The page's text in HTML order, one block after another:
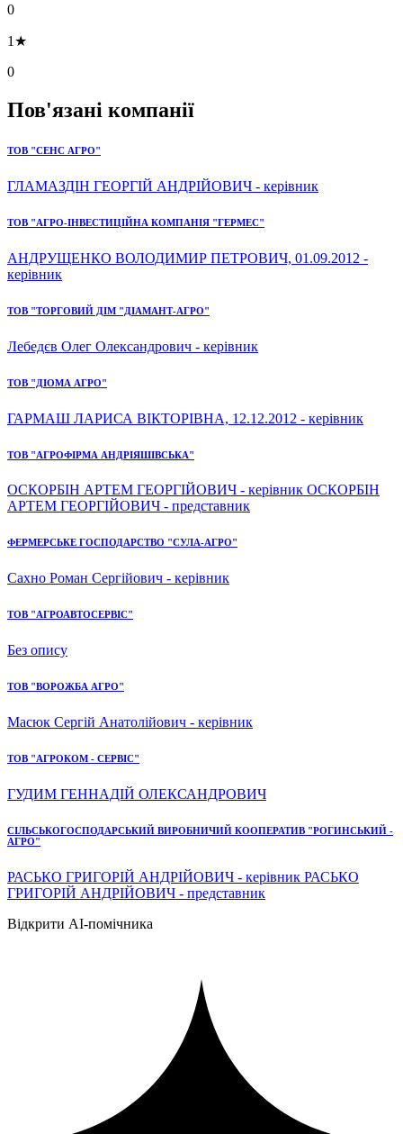
0
1★
0
Пов'язані компанії
ТОВ "СЕНС АГРО"
ГЛАМАЗДІН ГЕОРГІЙ АНДРІЙОВИЧ - керівник
ТОВ "АГРО-ІНВЕСТИЦІЙНА КОМПАНІЯ "ГЕРМЕС"
АНДРУЩЕНКО ВОЛОДИМИР ПЕТРОВИЧ, 01.09.2012 -
керівник
ТОВ "ТОРГОВИЙ ДІМ "ДІАМАНТ-АГРО"
Лебедєв Олег Олександрович - керівник
ТОВ "ДІОМА АГРО"
ГАРМАШ ЛАРИСА ВІКТОРІВНА, 12.12.2012 - керівник
ТОВ "АГРОФІРМА АНДРІЯШІВСЬКА"
ОСКОРБІН АРТЕМ ГЕОРГІЙОВИЧ - керівник ОСКОРБІН
АРТЕМ ГЕОРГІЙОВИЧ - представник
ФЕРМЕРСЬКЕ ГОСПОДАРСТВО "СУЛА-АГРО"
Сахно Роман Сергійович - керівник
ТОВ "АГРОАВТОСЕРВІС"
Без опису
ТОВ "ВОРОЖБА АГРО"
Масюк Сергій Анатолійович - керівник
ТОВ "АГРОКОМ - СЕРВІС"
ГУДИМ ГЕННАДІЙ ОЛЕКСАНДРОВИЧ
СІЛЬСЬКОГОСПОДАРСЬКИЙ ВИРОБНИЧИЙ КООПЕРАТИВ "РОГИНСЬКИЙ -
АГРО"
РАСЬКО ГРИГОРІЙ АНДРІЙОВИЧ - керівник РАСЬКО
ГРИГОРІЙ АНДРІЙОВИЧ - представник
Відкрити AI-помічника